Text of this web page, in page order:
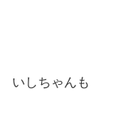
いしちゃんも